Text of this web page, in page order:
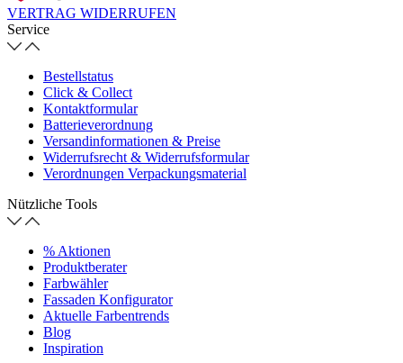
VERTRAG WIDERRUFEN
Service
Bestellstatus
Click & Collect
Kontaktformular
Batterieverordnung
Versandinformationen & Preise
Widerrufsrecht & Widerrufsformular
Verordnungen Verpackungsmaterial
Nützliche Tools
% Aktionen
Produktberater
Farbwähler
Fassaden Konfigurator
Aktuelle Farbentrends
Blog
Inspiration